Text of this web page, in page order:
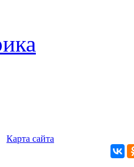
Карта сайта